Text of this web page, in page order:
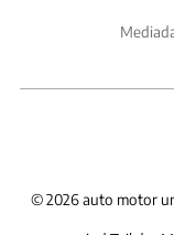
©2026 auto motor